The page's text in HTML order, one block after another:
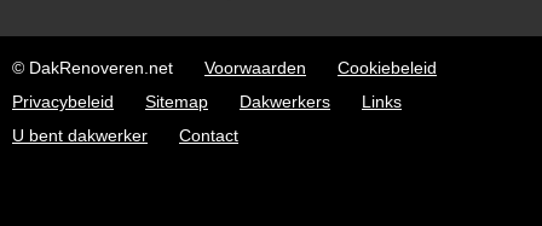
© DakRenoveren.net Voorwaarden
Cookiebeleid
Privacybeleid
Sitemap Dakwerkers
Links
U bent dakwerker
Contact